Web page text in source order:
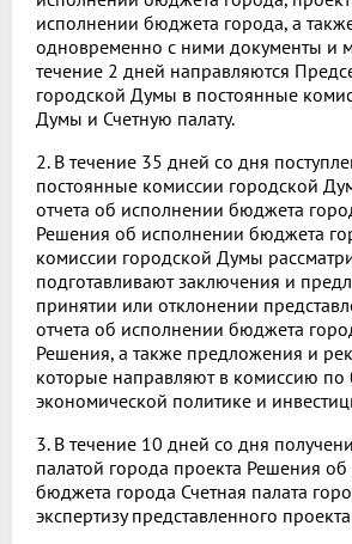
исполнении бюджета города, а
одновременно с ними документы и
течение 2 дней направляются
городской Думы в постоянные
Думы и Счетную палату.
2. В течение 35 дней со дня
постоянные комиссии городской
отчета об исполнении бюджета
Решения об исполнении бюджета
комиссии городской Думы
подготавливают заключения и
принятии или отклонении
отчета об исполнении бюджета
Решения, а также предложения и
которые направляют в комиссию по
экономической политике и
3. В течение 10 дней со дня
палатой города проекта Решения
бюджета города Счетная палата
экспертизу представленного